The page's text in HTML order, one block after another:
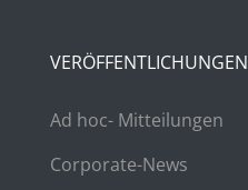
VERÖFFENTLICHUNGEN
Ad hoc- Mitteilungen
Corporate-News